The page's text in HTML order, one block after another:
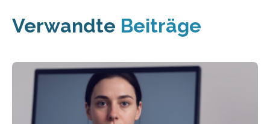
Verwandte Beiträge